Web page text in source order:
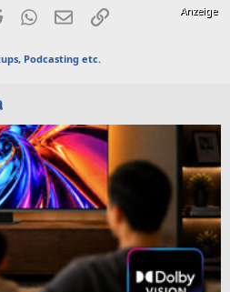
RedditWhatsApp
E-MailLink
Podcasting etc.